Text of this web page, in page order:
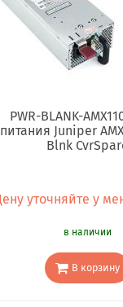
PWR-BLANK-
питания Juniper
Blnk
уточняйте у
в наличии
В корзину